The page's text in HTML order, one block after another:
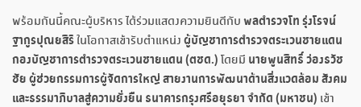
พร้อมกันนี้คณะผู้บริหาร ได้ร่วมแสดงความยินดีกับพลตำรวจโท รุ่งโรจน์
ฐากูรปุณยสิริในโอกาสเข้ารับตำแหน่งผู้บัญชาการตำรวจตระเวนชายแดน
กองบัญชาการตำรวจตระเวนชายแดน (ตชด.)โดยมี นายพูนสิทธิ์ ว่องธวัช
ชัย ผู้ช่วยกรรมการผู้จัดการใหญ่ สายงานการพัฒนาด้านสิ่งแวดล้อม สังคม
และธรรมาภิบาลสู่ความยั่งยืน ธนาคารกรุงศรีอยุธยา จำกัด (มหาชน) เข้า